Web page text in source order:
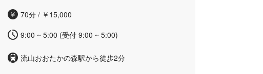
たオーダーメイドなケアが可能です。 営業時間は朝10
急なリフレッシュにも柔軟に対応いたします。 現在
で展開中。都会の喧騒を離れた上質な隠れ家で、皆様
70分 / ￥15,000
9:00 ~ 5:00 (受付 9:00 ~ 5:00)
流山おおたかの森駅から徒歩2分